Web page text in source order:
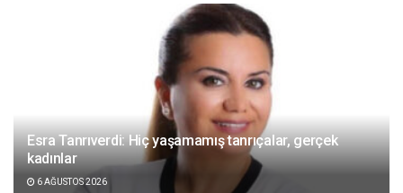
Esra Tanrıverdi: Hiç yaşamamış tanrıçalar, gerçek
kadınlar
6 AĞUSTOS 2026